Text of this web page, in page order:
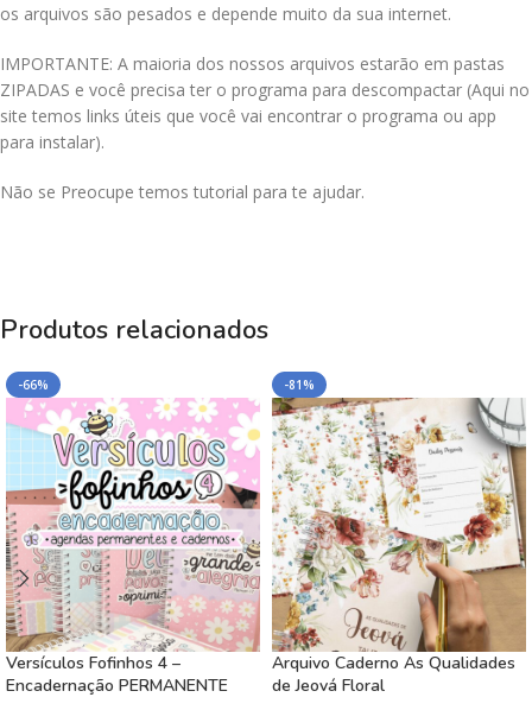
os arquivos são pesados e depende muito da sua internet.
IMPORTANTE: A maioria dos nossos arquivos estarão em pastas
ZIPADAS e você precisa ter o programa para descompactar (Aqui no
site temos links úteis que você vai encontrar o programa ou app
para instalar).
Não se Preocupe temos tutorial para te ajudar.
Produtos relacionados
-66%
Versículos Fofinhos 4 –
Encadernação PERMANENTE
-81%
Arquivo Caderno As Qualidades
de Jeová Floral